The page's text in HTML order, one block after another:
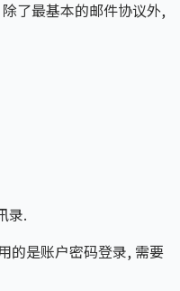
了最基本的邮件协议外,
录.
的是账户密码登录, 需要